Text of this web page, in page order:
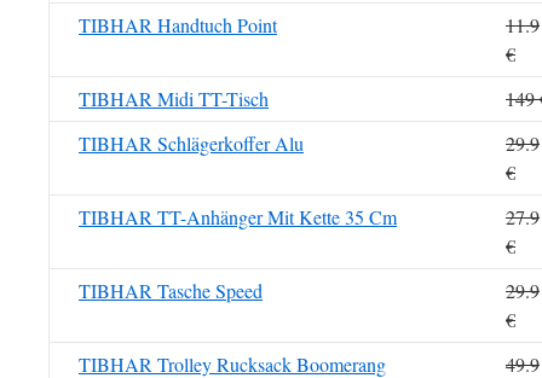
TIBHAR Handtuch Point
11.9
€
TIBHAR Midi TT-Tisch
149
TIBHAR Schlägerkoffer Alu
29.9
€
TIBHAR TT-Anhänger Mit Kette 35 Cm
27.9
€
TIBHAR Tasche Speed
29.9
€
TIBHAR Trolley Rucksack Boomerang
49.9